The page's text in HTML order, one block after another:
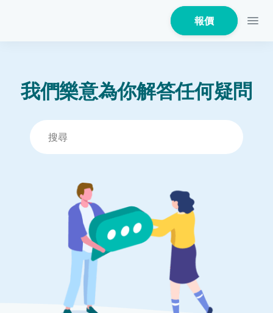
報價
家居保險
火險
危疾保
我們樂意為你解答任何疑問